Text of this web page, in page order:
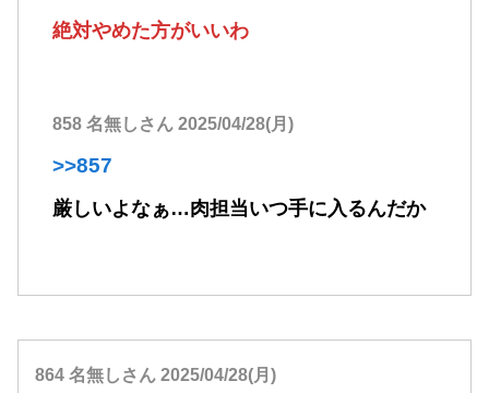
絶対やめた方がいいわ
858 名無しさん 2025/04/28(月)
>>857
厳しいよなぁ…肉担当いつ手に入るんだか
864 名無しさん 2025/04/28(月)